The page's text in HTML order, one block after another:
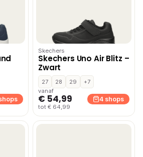
Skechers
Skechers Uno Air Blitz –
Zwart
27 28 29
+7
vanaf
€ 54,99
tot € 64,99
4 shops